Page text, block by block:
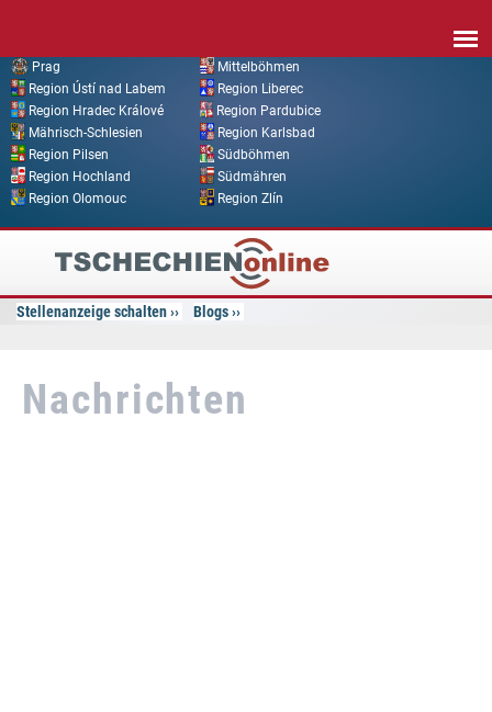
Prag
Mittelböhmen
Region Ústí nad Labem
Region Liberec
Region Hradec Králové
Region Pardubice
Mährisch-Schlesien
Region Karlsbad
Region Pilsen
Südböhmen
Region Hochland
Südmähren
Region Olomouc
Region Zlín
Tschechien
Online
Stellenanzeige schalten Blogs
Nachrichten